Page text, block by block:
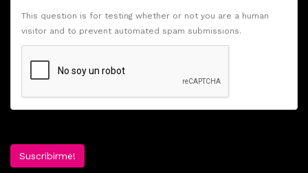
This question is for testing whether or not you are a human
visitor and to prevent automated spam submissions.
Suscribirme!